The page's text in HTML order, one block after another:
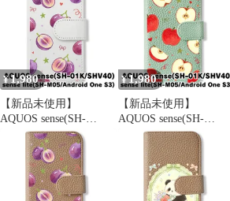
イラスト ギンガムチェ
ック リボン かわいい
おしゃれ 韓国 cl-cat27-
sh01k-574
ンパン×みかん総柄) オ
レンジ 橙 リボン みか
ん フルーツ 総柄 flip2-
sh01k-cmpn-578
¥1,980
【新品未使用】
AQUOS sense(SH-
01K/SHV40) 手帳型ス
マホ ケース (色：ホワ
イト×ぶどう総柄) ぶど
う 葡萄 リボン 巨峰 フ
ルーツ 総柄 flip2-sh01k-
¥1,980
【新品未使用】
AQUOS sense(SH-
01K/SHV40) 手帳型ス
マホ ケース (色：アイ
スグリーン×りんご総
柄) りんご 林檎 リボン
フルーツ 総柄 かわいい